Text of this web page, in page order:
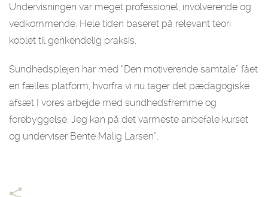
Undervisningen var meget professionel, involverende og
vedkommende. Hele tiden baseret på relevant teori
koblet til genkendelig praksis.
Sundhedsplejen har med “Den motiverende samtale” fået
en fælles platform, hvorfra vi nu tager det pædagogiske
afsæt I vores arbejde med sundhedsfremme og
forebyggelse. Jeg kan på det varmeste anbefale kurset
og underviser Bente Malig Larsen”.